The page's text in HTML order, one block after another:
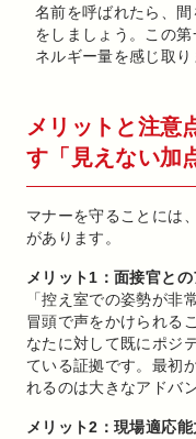
名前を呼ばれたら、
をしましょう。この
ネルギー量を感じ取り
メリットと注意
す「見えない加
マナーを守ることには
があります。
メリット1：面接官と
「控え室での姿勢が非
冒頭で声をかけられる
なたに対して既にポジ
ている証拠です。最初
れるのは大きなアドバ
メリット2：現場適応